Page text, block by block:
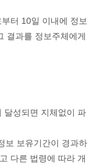
터 10일 이내에 정보
결과를 정보주체에게
성되면 지체없이 파
보 보유기간이 경과하
다른 법령에 따라 개